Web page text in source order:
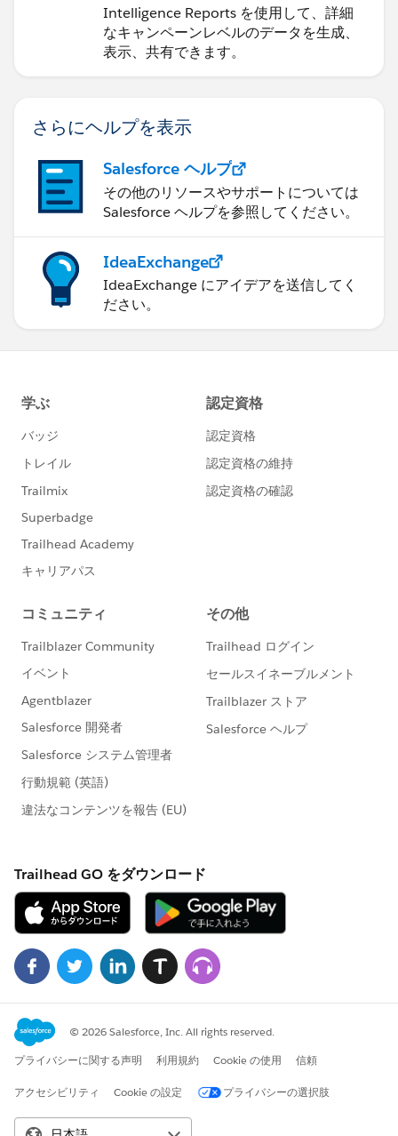
Intelligence Reports を使用して、詳細
なキャンペーンレベルのデータを生成、
表示、共有できます。
さらにヘルプを表示
Salesforce ヘルプ
その他のリソースやサポートについては
Salesforce ヘルプを参照してください。
IdeaExchange
IdeaExchange にアイデアを送信してく
ださい。